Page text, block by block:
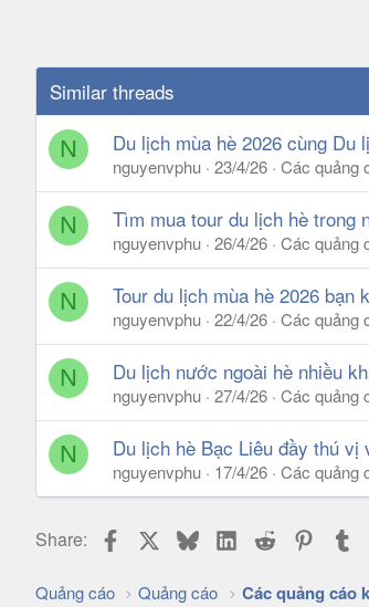
Similar threads
N Du lịch mùa hè 2026 cùng Du
nguyenvphu 23/4/26 Các quảng
N Tìm mua tour du lịch hè trong
nguyenvphu 26/4/26 Các quảng
N Tour du lịch mùa hè 2026 bạn
nguyenvphu 22/4/26 Các quảng
N Du lịch nước ngoài hè nhiều
nguyenvphu 27/4/26 Các quảng
N Du lịch hè Bạc Liêu đầy thú vị
nguyenvphu 17/4/26 Các quảng
Share: FacebookBlueskyLinkedIn
Reddit
Quảng cáo Quảng cáo Các quảng cáo